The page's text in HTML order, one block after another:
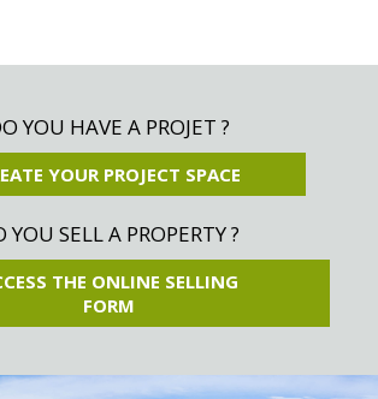
YOU HAVE A PROJET ?
YOUR PROJECT SPACE
YOU SELL A PROPERTY ?
THE ONLINE SELLING
FORM